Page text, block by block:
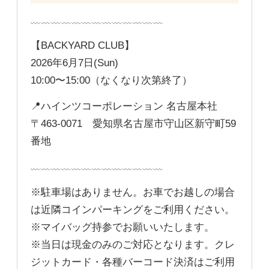
﹏﹏﹏﹏﹏﹏﹏﹏﹏﹏﹏﹏﹏
【BACKYARD CLUB】
2026年6月7日(Sun)
10:00〜15:00（なくなり次第終了）
📍ハインツコーポレーション 名古屋本社
〒463-0071 愛知県名古屋市守山区新守町59
番地
﹏﹏﹏﹏﹏﹏﹏﹏﹏﹏﹏﹏﹏
※駐車場はありません。お車でお越しの場合
は近隣コインパーキングをご利用ください。
※マイバッグ持参でお願いいたします。
※当日は現金のみのご対応となります。クレ
ジットカード・各種バーコード決済はご利用